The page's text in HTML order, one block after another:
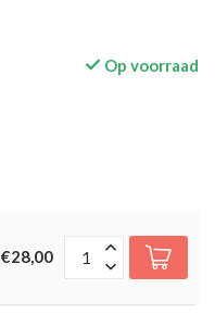
Op voorraad
€28,00